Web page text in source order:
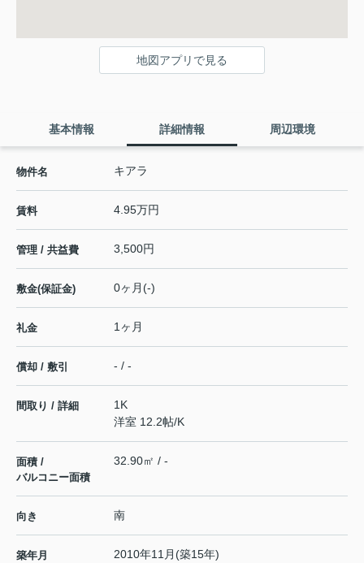
地図アプリで見る
基本情報 詳細情報 周辺環境
物件名 キアラ
賃料 4.95万円
管理 / 共益費 3,500円
敷金(保証金) 0ヶ月(-)
礼金 1ヶ月
償却 / 敷引 - / -
間取り / 詳細
1K
洋室 12.2帖/K
面積 /
バルコニー面積
32.90㎡ / -
向き 南
築年月 2010年11月(築15年)